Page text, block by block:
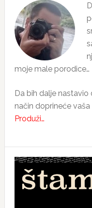
moje male porodice…
Da bih dalje
način doprineće
Produži…